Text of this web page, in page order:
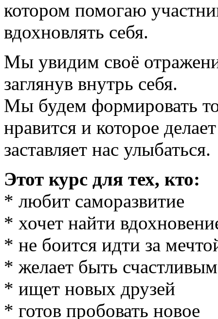
котором помогаю
вдохновлять себя.
Мы увидим своё
заглянув внутрь себя.
Мы будем формировать
нравится и которое
заставляет нас улыбаться.
Этот курс для тех, кто:
* любит саморазвитие
* хочет найти
* не боится идти за
* желает быть
* ищет новых друзей
* готов пробовать новое